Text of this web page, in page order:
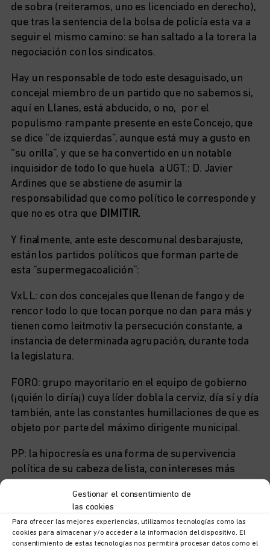
Gestionar el consentimiento de
las cookies
Para ofrecer las mejores experiencias, utilizamos tecnologías como las
cookies para almacenar y/o acceder a la información del dispositivo. El
consentimiento de estas tecnologías nos permitirá procesar datos como el
de sobra (reiteramos, uno es licenciado en derecho),
que tras la sentencia de la bolsa de policía esta va a
seguir el mismo camino: se han saltado a la torera la
negociación con los sindicatos.
Hay un responsable de todo este desaguisado, un
concejal miembro de un partido que no sabemos si,
aquí en Llanes, está abducido, o no, por el
populismo rampante presente en este Concejo, que
se dice “de izquierdas”, aunque está muy a gusto en
“su orilla”, y que se ha convertido en un notable
inquisidor de todo lo que huela a UGT.: D. Javier
Ardines que se abstiene de asumir la
responsabilidad que como político le corresponde y
que no es otra que DIMITIR.
Y finalmente, ante este descomunal desbarajuste,
están los partidos políticos que forman parte de
esta “supermegacoalición”:
VxLL: con dos concejales que llenan de fango y de
rencor todo lo que tocan porque no dan para más y
tienen como leitmotiv la persecución constante, a
instancia de determinada agrupación, durante toda
la legislatura.
FORO: grupo mayoritario en el equipo de gobierno
(¡quién lo diría¡) cuya líder dobla la cerviz, día sí y día
también, ante las constantes humillaciones de que es
objeto por parte del máximo dirigente municipal.
PP: la hipocresía es una forma de supervivencia
política de su cabeza de lista, con intereses más
Resultado de este desolador panorama: persecución
de los trabajadores, incluso de los Habilitados
Nacionales, y muchas bajas con tratamiento médico.